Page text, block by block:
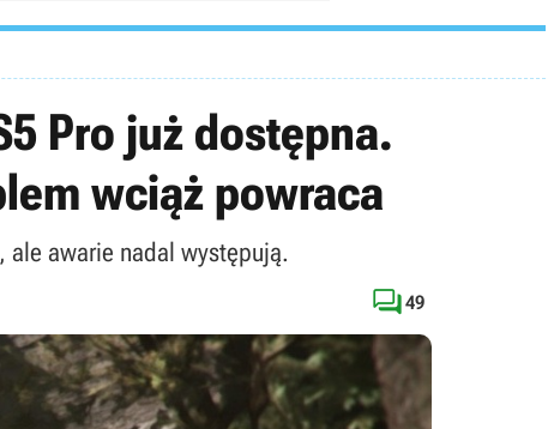
Pro już dostępna.
wciąż powraca
ale awarie nadal występują.
49